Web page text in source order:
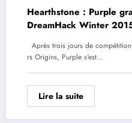
Hearthstone : Purple
DreamHack Winter
Après trois jours de
rs Origins, Purple s'est…
Lire la suite